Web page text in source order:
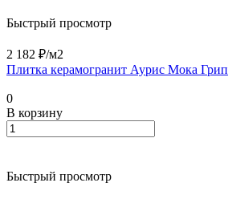
Быстрый просмотр
2 182 ₽/м2
Плитка керамогранит Аурис Мока Грип
0
В корзину
Быстрый просмотр